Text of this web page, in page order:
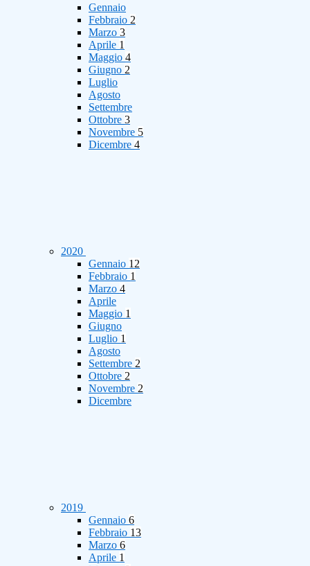
Gennaio
Febbraio 2
Marzo 3
Aprile 1
Maggio 4
Giugno 2
Luglio
Agosto
Settembre
Ottobre 3
Novembre 5
Dicembre 4
2020
Gennaio 12
Febbraio 1
Marzo 4
Aprile
Maggio 1
Giugno
Luglio 1
Agosto
Settembre 2
Ottobre 2
Novembre 2
Dicembre
2019
Gennaio 6
Febbraio 13
Marzo 6
Aprile 1